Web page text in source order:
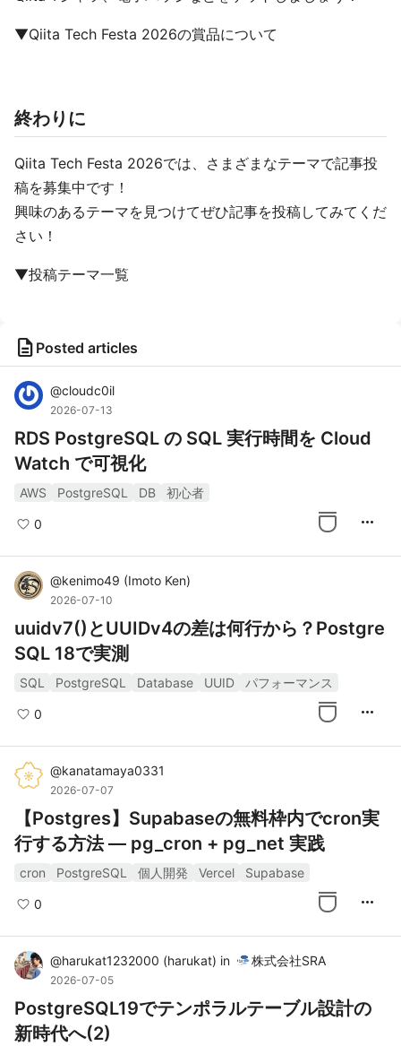
▼Qiita Tech Festa 2026の賞品について
終わりに
Qiita Tech Festa 2026では、さまざまなテーマで記事投
稿を募集中です！
興味のあるテーマを見つけてぜひ記事を投稿してみてくだ
さい！
▼投稿テーマ一覧
description Posted articles
@cloudc0il
2026-07-13
RDS PostgreSQL の SQL 実行時間を Cloud
Watch で可視化
AWS PostgreSQL DB 初心者
0 more_horiz
@kenimo49 (Imoto Ken)
2026-07-10
uuidv7()とUUIDv4の差は何行から？Postgre
SQL 18で実測
SQL PostgreSQL Database UUID パフォーマンス
0 more_horiz
@kanatamaya0331
2026-07-07
【Postgres】Supabaseの無料枠内でcron実
行する方法 — pg_cron + pg_net 実践
cron PostgreSQL 個人開発 Vercel Supabase
0 more_horiz
@harukat1232000 (harukat) in 株式会社SRA
2026-07-05
PostgreSQL19でテンポラルテーブル設計の
新時代へ(2)